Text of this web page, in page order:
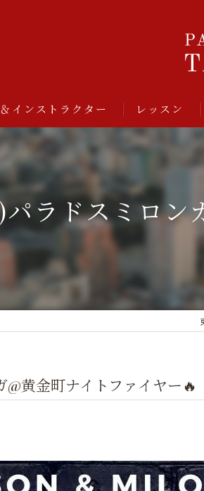
インストラクター レッスン
ラドスミロン
黄金町ナイトファイヤー🔥